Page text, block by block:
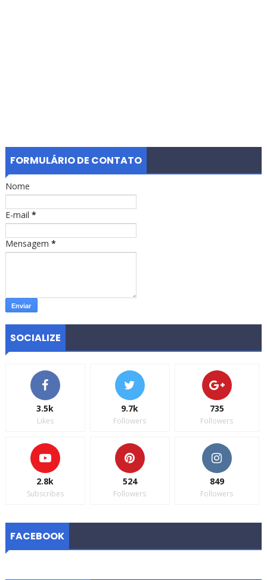
FORMULÁRIO DE CONTATO
Nome
E-mail *
Mensagem *
SOCIALIZE
3.5k
Likes
9.7k
Followers
735
Followers
2.8k
Subscribes
524
Followers
849
Followers
FACEBOOK